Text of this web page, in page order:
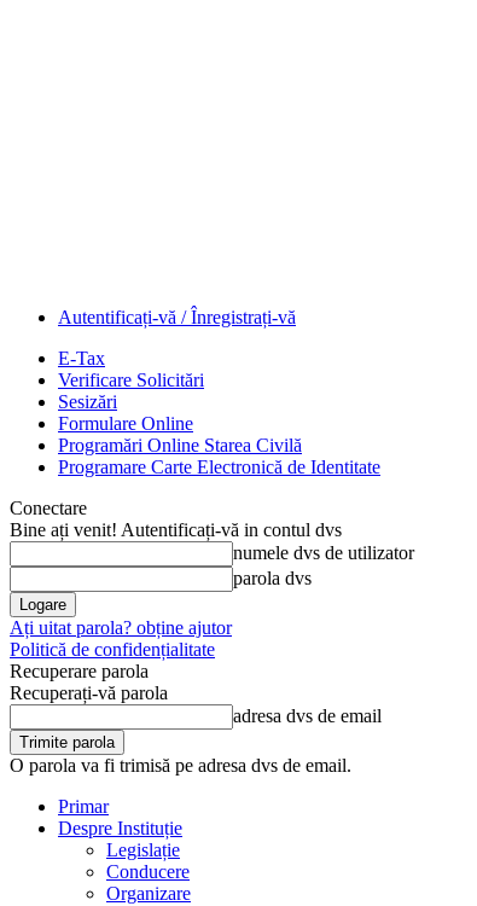
Autentificați-vă / Înregistrați-vă
E-Tax
Verificare Solicitări
Sesizări
Formulare Online
Programări Online Starea Civilă
Programare Carte Electronică de Identitate
Conectare
Bine ați venit! Autentificați-vă in contul dvs
numele dvs de utilizator
parola dvs
Ați uitat parola? obține ajutor
Politică de confidențialitate
Recuperare parola
Recuperați-vă parola
adresa dvs de email
O parola va fi trimisă pe adresa dvs de email.
Primar
Despre Instituție
Legislație
Conducere
Organizare